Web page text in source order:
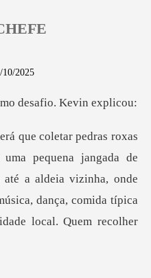
0
10/2025
desafi
angada de
a aldeia vizinha, onde